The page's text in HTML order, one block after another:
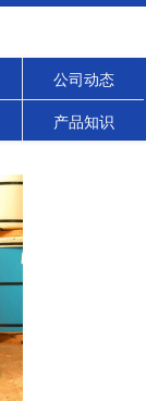
公司动态
产品知识